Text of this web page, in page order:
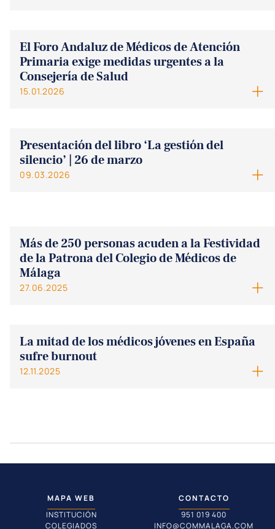
El Foro Andaluz de Médicos de Atención
Primaria exige medidas urgentes a la
Consejería de Salud
15.01.2026
Presentación del libro ‘La gestión del
silencio’ | 26 de marzo
09.03.2026
Más de 250 personas acuden a la Festividad
de la Patrona del Colegio de Médicos de
Málaga
27.06.2025
La mitad de los médicos jóvenes en España
sufre burnout
12.11.2025
MAPA WEB
INSTITUCIÓN
COLEGIADOS
CONTACTO
951 019 400
INFO@COMMALAGA.COM